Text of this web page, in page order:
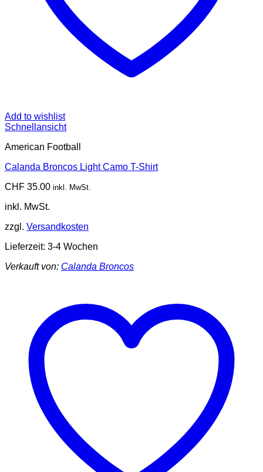
Add to wishlist
Schnellansicht
American Football
Calanda Broncos Light Camo T-Shirt
CHF 35.00 inkl. MwSt.
inkl. MwSt.
zzgl. Versandkosten
Lieferzeit: 3-4 Wochen
Verkauft von: Calanda Broncos